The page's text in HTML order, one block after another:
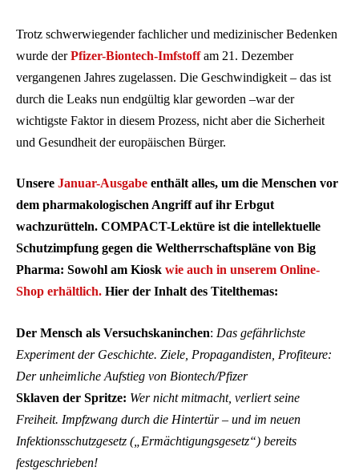
Trotz schwerwiegender fachlicher und medizinischer Bedenken
wurde derPfizer-Biontech-Imfstoffam 21. Dezember
vergangenen Jahres zugelassen. Die Geschwindigkeit – das ist
durch die Leaks nun endgültig klar geworden –war der
wichtigste Faktor in diesem Prozess, nicht aber die Sicherheit
und Gesundheit der europäischen Bürger.
Unsere Januar-Ausgabe enthält alles, um die Menschen vor
dem pharmakologischen Angriff auf ihr Erbgut
wachzurütteln. COMPACT-Lektüre ist die intellektuelle
Schutzimpfung gegen die Weltherrschaftspläne von Big
Pharma: Sowohl am Kiosk wie auch in unserem Online-
Shop erhältlich. Hier der Inhalt des Titelthemas:
Der Mensch als Versuchskaninchen: Das gefährlichste
Experiment der Geschichte. Ziele, Propagandisten, Profiteure:
Der unheimliche Aufstieg von Biontech/Pfizer
Sklaven der Spritze: Wer nicht mitmacht, verliert seine
Freiheit. Impfzwang durch die Hintertür – und im neuen
Infektionsschutzgesetz („Ermächtigungsgesetz“) bereits
festgeschrieben!